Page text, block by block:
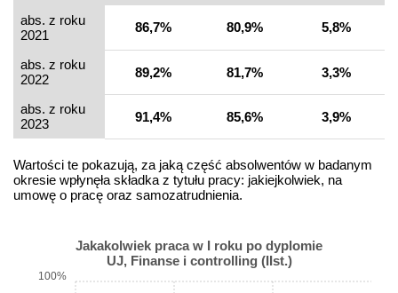
abs. z roku
2021
86,7% 80,9% 5,8%
abs. z roku
2022
89,2% 81,7% 3,3%
abs. z roku
2023
91,4% 85,6% 3,9%
Wartości te pokazują, za jaką część absolwentów w badanym
okresie wpłynęła składka z tytułu pracy: jakiejkolwiek, na
umowę o pracę oraz samozatrudnienia.
Jakakolwiek praca w I roku po dyplomie
UJ, Finanse i controlling (IIst.)
100%